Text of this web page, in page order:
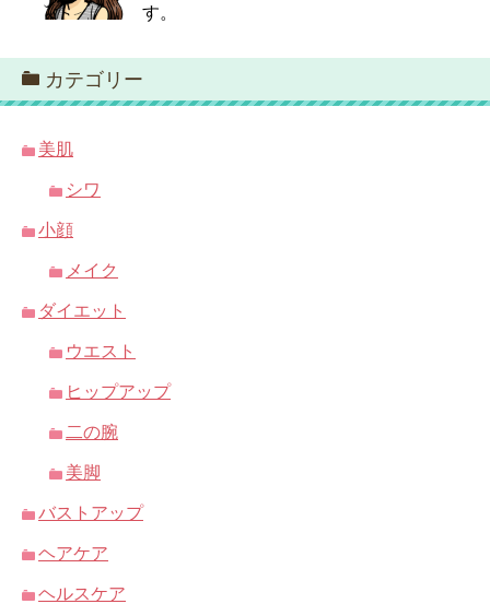
す。
カテゴリー
美肌
シワ
小顔
メイク
ダイエット
ウエスト
ヒップアップ
二の腕
美脚
バストアップ
ヘアケア
ヘルスケア